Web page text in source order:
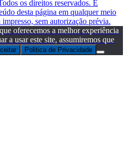
os direitos reservados. É
desta página em qualquer meio
sem autorização prévia.
oferecemos a melhor experiência
a usar este site, assumiremos que
Politica de Privacidade